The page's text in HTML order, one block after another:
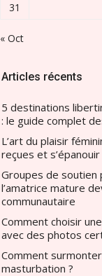
31
« Oct
Articles récents
5 destinations
: le guide complet
L’art du plaisir
reçues et s’épanouir
Groupes de soutien
l’amatrice mature
communautaire
Comment choisir
avec des photos
Comment
masturbation ?